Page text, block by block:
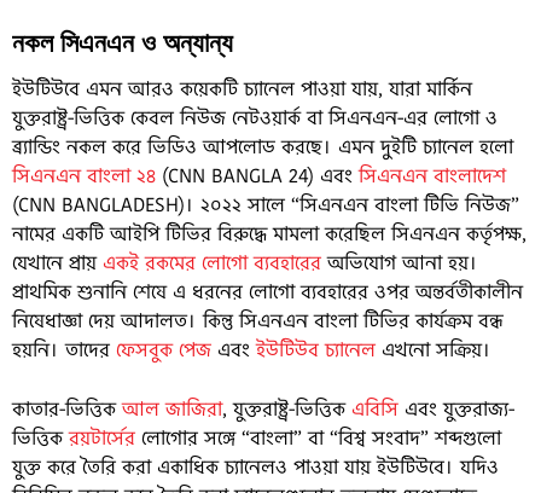
নকল সিএনএন ও অন্যান্য
ইউটিউবে এমন আরও কয়েকটি চ্যানেল পাওয়া যায়, যারা মার্কিন
যুক্তরাষ্ট্র-ভিত্তিক কেবল নিউজ নেটওয়ার্ক বা সিএনএন-এর লোগো ও
ব্র্যান্ডিং নকল করে ভিডিও আপলোড করছে। এমন দুইটি চ্যানেল হলো
সিএনএন বাংলা ২৪ (CNN BANGLA 24) এবংসিএনএন বাংলাদেশ
(CNN BANGLADESH)। ২০২২ সালে “সিএনএন বাংলা টিভি নিউজ”
নামের একটি আইপি টিভির বিরুদ্ধে মামলা করেছিল সিএনএন কর্তৃপক্ষ,
যেখানে প্রায় একই রকমের লোগো ব্যবহারেরঅভিযোগ আনা হয়।
প্রাথমিক শুনানি শেষে এ ধরনের লোগো ব্যবহারের ওপর অন্তর্বতীকালীন
নিষেধাজ্ঞা দেয় আদালত। কিন্তু সিএনএন বাংলা টিভির কার্যক্রম বন্ধ
হয়নি। তাদের ফেসবুক পেজ এবংইউটিউব চ্যানেল এখনো সক্রিয়।
কাতার-ভিত্তিকআল জাজিরা, যুক্তরাষ্ট্র-ভিত্তিক এবিসি এবং যুক্তরাজ্য-
ভিত্তিকরয়টার্সের লোগোর সঙ্গে “বাংলা” বা “বিশ্ব সংবাদ” শব্দগুলো
যুক্ত করে তৈরি করা একাধিক চ্যানেলও পাওয়া যায় ইউটিউবে। যদিও